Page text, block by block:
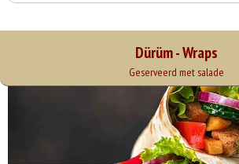
Dürüm - Wraps
Geserveerd met salade